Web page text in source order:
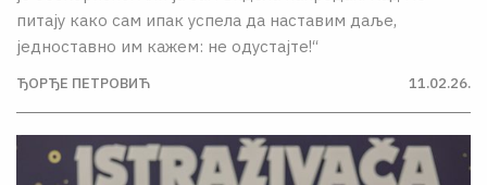
питају како сам ипак успела да наставим даље,
једноставно им кажем: не одустајте!“
ЂОРЂЕ ПЕТРОВИЋ 11.02.26.